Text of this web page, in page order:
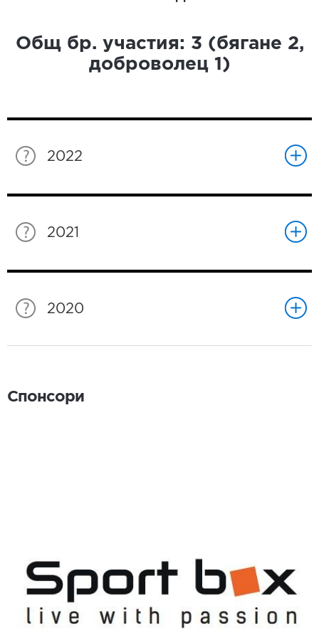
Общ бр. участия: 3 (бягане 2,
доброволец 1 )
2022
2021
2020
Спонсори